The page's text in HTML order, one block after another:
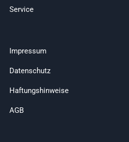
Service
Impressum
Datenschutz
Haftungshinweise
AGB